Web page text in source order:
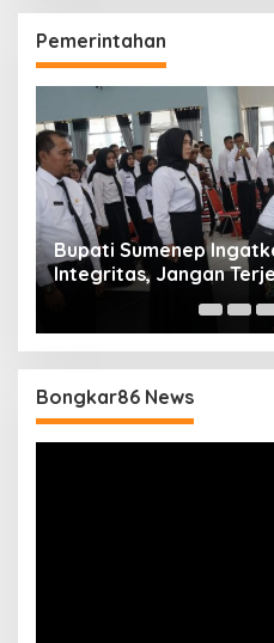
Pemerintahan
Bupati Sumenep
Integritas, Jangan
dan Judi Online
Bongkar86 News